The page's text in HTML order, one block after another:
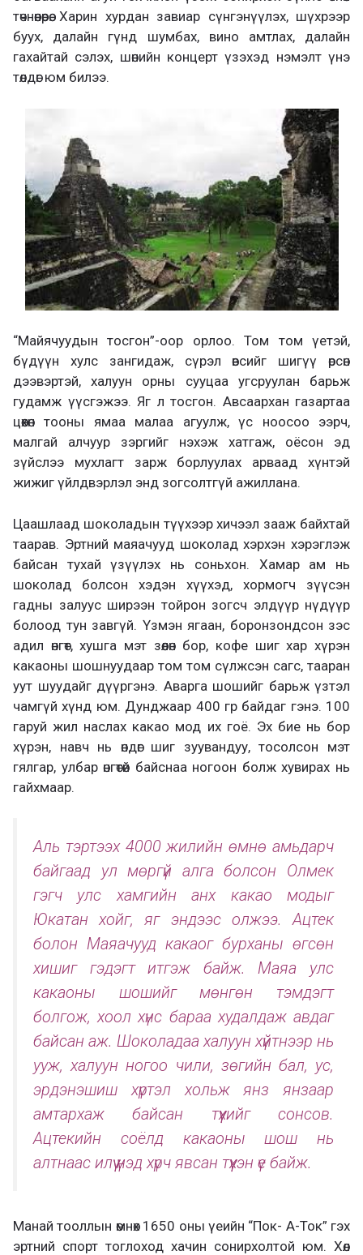
төчнөөнөөрөө. Харин хурдан завиар сүнгэнүүлэх, шүхрээр
буух, далайн гүнд шумбах, вино амтлах, далайн
гахайтай сэлэх, шөнийн концерт үзэхэд нэмэлт үнэ
төлдөг юм билээ.
“Майячуудын тосгон”-оор орлоо. Том том үетэй,
бүдүүн хулс зангидаж, сүрэл өвсийг шигүү өрсөн
дээвэртэй, халуун орны сууцаа угсруулан барьж
гудамж үүсгэжээ. Яг л тосгон. Авсаархан газартаа
цөөхөн тооны ямаа малаа агуулж, үс ноосоо ээрч,
малгай алчуур зэргийг нэхэж хатгаж, оёсон эд
зүйслээ мухлагт зарж борлуулах арваад хүнтэй
жижиг үйлдвэрлэл энд зогсолтгүй ажиллана.
Цаашлаад шоколадын түүхээр хичээл зааж байхтай
таарав. Эртний маяачууд шоколад хэрхэн хэрэглэж
байсан тухай үзүүлэх нь соньхон. Хамар ам нь
шоколад болсон хэдэн хүүхэд, хормогч зүүсэн
гадны залуус ширээн тойрон зогсч элдүүр нүдүүр
болоод тун завгүй. Үзмэн ягаан, боронзондсон зэс
адил өнгөт, хушга мэт зөөлөн бор, кофе шиг хар хүрэн
какаоны шошнуудаар том том сүлжсэн сагс, тааран
уут шуудайг дүүргэнэ. Аварга шошийг барьж үзтэл
чамгүй хүнд юм. Дунджаар 400 гр байдаг гэнэ. 100
гаруй жил наслах какао мод их гоё. Эх бие нь бор
хүрэн, навч нь өндөг шиг зуувандуу, тосолсон мэт
гялгар, улбар өнгөтөй байснаа ногоон болж хувирах нь
гайхмаар.
Аль тэртээх 4000 жилийн өмнө амьдарч
байгаад ул мөргүй алга болсон Олмек
гэгч улс хамгийн анх какао модыг
Юкатан хойг, яг эндээс олжээ. Ацтек
болон Маяачууд какаог бурханы өгсөн
хишиг гэдэгт итгэж байж. Маяа улс
какаоны шошийг мөнгөн тэмдэгт
болгож, хоол хүнс бараа худалдаж авдаг
байсан аж. Шоколадаа халуун хүйтнээр нь
ууж, халуун ногоо чили, зөгийн бал, ус,
эрдэнэшиш хүртэл хольж янз янзаар
амтархаж байсан түүхийг сонсов.
Ацтекийн соёлд какаоны шош нь
алтнаас илүү үнэд хүрч явсан түүхэн үе байж.
Манай тооллын өмнөх 1650 оны үеийн “Пок- А-Ток” гэх
эртний спорт тоглоход хачин сонирхолтой юм. Хөл